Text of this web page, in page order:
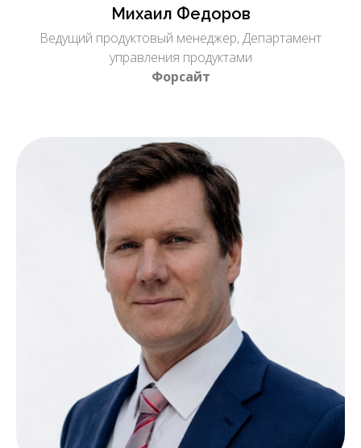
Михаил Федоров
Ведущий продуктовый менеджер, Департамент
управления продуктами
Форсайт